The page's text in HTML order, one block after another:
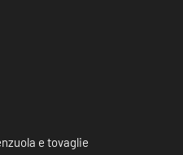
e tovaglie